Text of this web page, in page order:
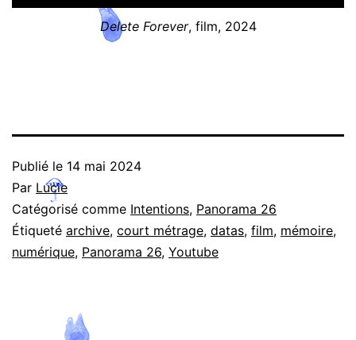
Delete Forever, film, 2024
Publié le 14 mai 2024
Par Lucie
Catégorisé comme Intentions, Panorama 26
Étiqueté archive, court métrage, datas, film, mémoire,
numérique, Panorama 26, Youtube